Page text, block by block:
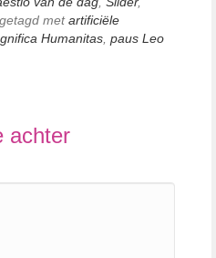
metartificiële
Humanitas paus Leo
achter